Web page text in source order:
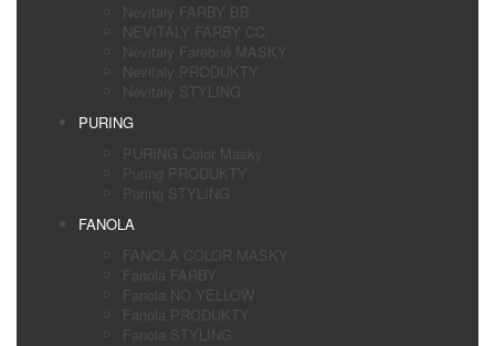
Nevitaly FARBY BB
NEVITALY FARBY CC
Nevitaly Farebné MASKY
Nevitaly PRODUKTY
Nevitaly STYLING
PURING
PURING Color Masky
Puring PRODUKTY
Puring STYLING
FANOLA
FANOLA COLOR MASKY
Fanola FARBY
Fanola NO YELLOW
Fanola PRODUKTY
Fanola STYLING